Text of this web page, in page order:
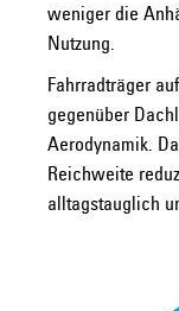
weniger die
Nutzung.
Fahrradträger
gegenüber
Aerodynamik.
Reichweite
alltagstauglich